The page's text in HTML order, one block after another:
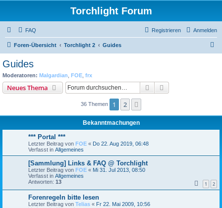
Torchlight Forum
FAQ Anmelden
Registrieren
Foren-Übersicht Torchlight 2 Guides
Guides
Moderatoren: Malgardian FOE frx
Neues Thema Suche
36 Themen 1 2
Bekanntmachungen
*** Portal ***
Letzter Beitrag von FOE « Do 22. Aug 2019, 06:48
Verfasst in Allgemeines
[Sammlung] Links & FAQ @ Torchlight
Letzter Beitrag von FOE « Mi 31. Jul 2013, 08:50
Verfasst in Allgemeines
Antworten: 13 1 2
Forenregeln bitte lesen
Letzter Beitrag von Telias « Fr 22. Mai 2009, 10:56